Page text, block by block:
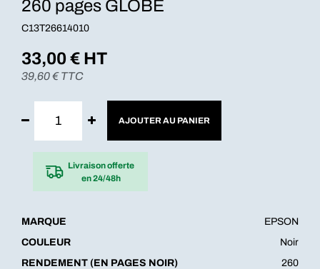
260 pages GLOBE
C13T26614010
33,00€ HT
39,60€ TTC
AJOUTER AU PANIER
Livraison offerte
en 24/48h
MARQUE
EPSON
COULEUR
Noir
RENDEMENT (EN PAGES NOIR)
260